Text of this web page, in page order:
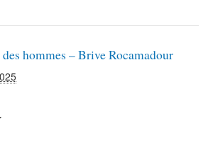
hommes – Brive Rocamadour